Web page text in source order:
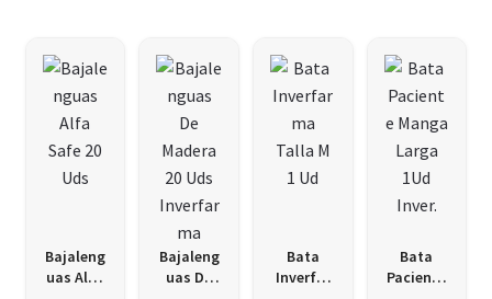
Bajaleng
uas Alfa
Bajaleng
uas De
Bata
Inverfar
Bata
Paciente